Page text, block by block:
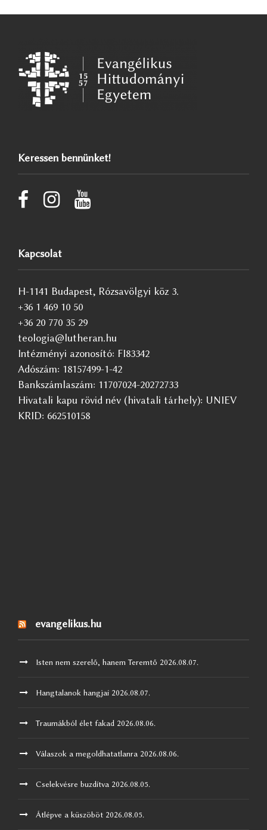
Keressen bennünket!
Kapcsolat
H-1141 Budapest, Rózsavölgyi köz 3.
+36 1 469 10 50
+36 20 770 35 29
teologia@lutheran.hu
Intézményi azonosító: FI83342
Adószám: 18157499-1-42
Bankszámlaszám: 11707024-20272733
Hivatali kapu rövid név (hivatali tárhely): UNIEV
KRID: 662510158
evangelikus.hu
Isten nem szerelő, hanem Teremtő 2026.08.07.
Hangtalanok hangjai 2026.08.07.
Traumákból élet fakad 2026.08.06.
Válaszok a megoldhatatlanra 2026.08.06.
Cselekvésre buzdítva 2026.08.05.
Átlépve a küszöböt 2026.08.05.